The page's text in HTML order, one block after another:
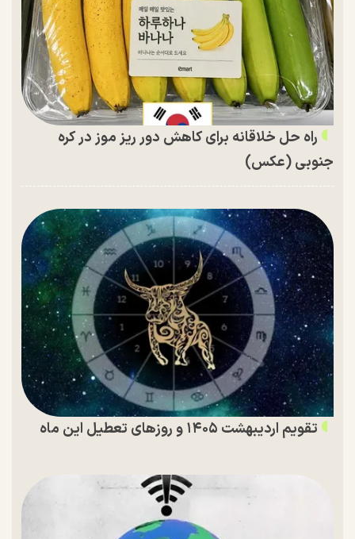
راه حل خلاقانه برای کاهش دور ریز موز در کره
جنوبی (عکس)
تقویم اردیبهشت ۱۴۰۵ و روز‌های تعطیل این ماه